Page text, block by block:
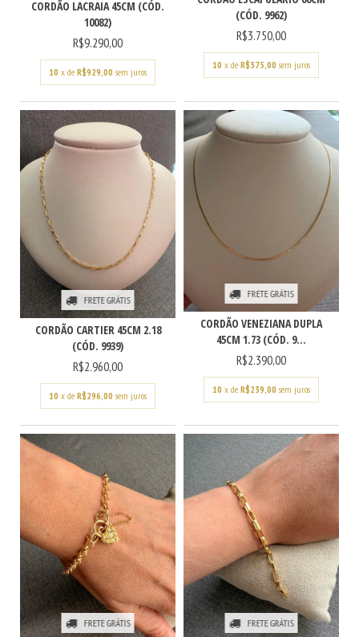
CORDÃO LACRAIA 45CM (CÓD.
10082)
R$9.290,00
10 x de R$929,00 sem juros
(CÓD. 9962)
R$3.750,00
10 x de R$375,00 sem juros
FRETE GRÁTIS
CORDÃO CARTIER 45CM 2.18
(CÓD. 9939)
R$2.960,00
10 x de R$296,00 sem juros
FRETE GRÁTIS
CORDÃO VENEZIANA DUPLA
45CM 1.73 (CÓD. 9...
R$2.390,00
10 x de R$239,00 sem juros
FRETE GRÁTIS FRETE GRÁTIS